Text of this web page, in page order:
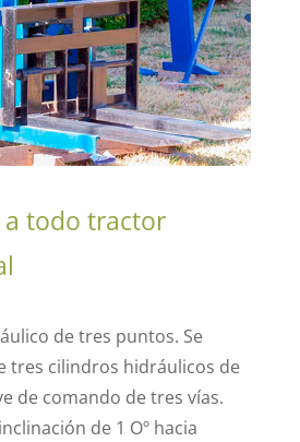
a todo tractor
de tres puntos. Se
tres cilindros hidráulicos de
de coman­do de tres vías.
de 1 Oº hacia